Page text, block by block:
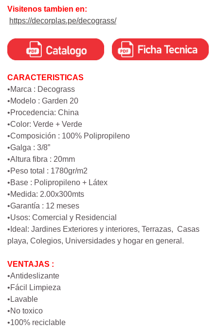
Visitenos tambien en:
https://decorplas.pe/decograss/
CARACTERISTICAS
•Marca : Decograss
•Modelo : Garden 20
•Procedencia: China
•Color: Verde + Verde
•Composición : 100% Polipropileno
•Galga : 3/8”
•Altura fibra : 20mm
•Peso total : 1780gr/m2
•Base : Polipropileno + Látex
•Medida: 2.00x300mts
•Garantía : 12 meses
•Usos: Comercial y Residencial
•Ideal: Jardines Exteriores y interiores, Terrazas, Casas
playa, Colegios, Universidades y hogar en general.
VENTAJAS :
•Antideslizante
•Fácil Limpieza
•Lavable
•No toxico
•100% reciclable